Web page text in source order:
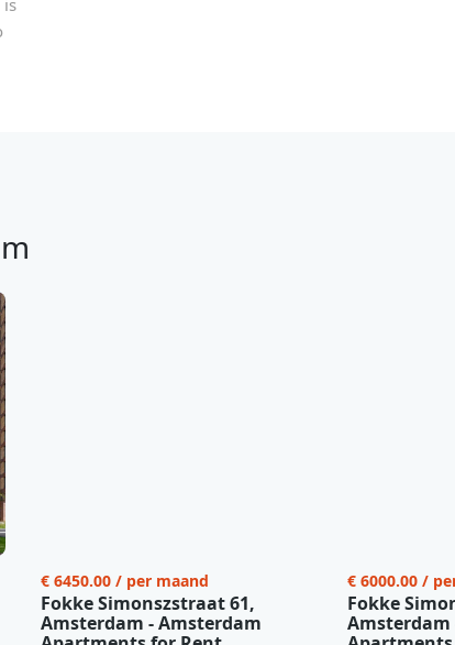
is
€ 6450.00 / per maand
Fokke Simonszstraat 61,
Amsterdam - Amsterdam
€ 6000.00 /
Fokke
Amsterdam